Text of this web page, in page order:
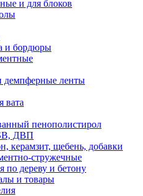
и для блоков
и бордюры
демпферные ленты
вата
пенополистирол
ДВП
керамзит, щебень, добавки
стружечные
по дереву и бетону
и товары